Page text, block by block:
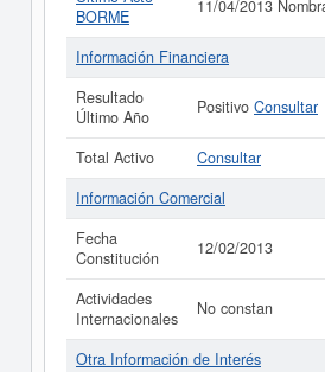
BORME
11/04/2013
Información Financiera
Resultado
Último Año
Positivo Consultar
Total Activo
Consultar
Información Comercial
Fecha
Constitución
12/02/2013
Actividades
Internacionales
No constan
Otra Información de Interés